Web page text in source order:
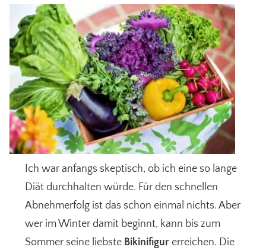
Ich war anfangs skeptisch, ob ich eine so lange
Diät durchhalten würde. Für den schnellen
Abnehmerfolg ist das schon einmal nichts. Aber
wer im Winter damit beginnt, kann bis zum
Sommer seine liebste Bikinifigur erreichen. Die